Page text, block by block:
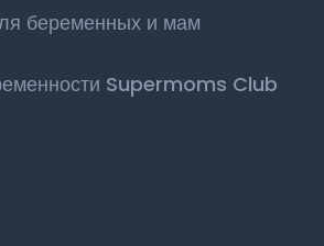
беременных и мам
Supermoms Club